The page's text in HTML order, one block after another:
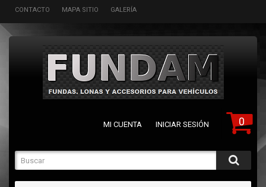
CONTACTO MAPA SITIO GALERÍA
0
MI CUENTA INICIAR SESIÓN